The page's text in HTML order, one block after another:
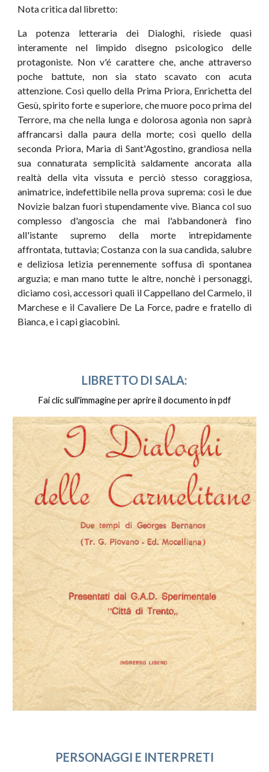
Nota critica dal libretto:
La potenza letteraria dei Dialoghi, risiede quasi
interamente nel limpido disegno psicologico delle
protagoniste. Non v'é carattere che, anche attraverso
poche battute, non sia stato scavato con acuta
attenzione. Così quello della Prima Priora, Enrichetta del
Gesù, spirito forte e superiore, che muore poco prima del
Terrore, ma che nella lunga e dolorosa agonia non saprà
affrancarsi dalla paura della morte; così quello della
seconda Priora, Maria di Sant'Agostino, grandiosa nella
sua connaturata semplicità saldamente ancorata alla
realtà della vita vissuta e perciò stesso coraggiosa,
animatrice, indefettibile nella prova suprema: così le due
Novizie balzan fuori stupendamente vive. Bianca col suo
complesso d'angoscia che mai l'abbandonerà fino
all'istante supremo della morte intrepidamente
affrontata, tuttavia; Costanza con la sua candida, salubre
e deliziosa letizia perennemente soffusa di spontanea
arguzia; e man mano tutte le altre, nonchè i personaggi,
diciamo così, accessori quali il Cappellano del Carmelo, il
Marchese e il Cavaliere De La Force, padre e fratello di
Bianca, e i capi giacobini.
LIBRETTO DI SALA:
Fai clic sull'immagine per aprire il documento in pdf
PERSONAGGI E INTERPRETI